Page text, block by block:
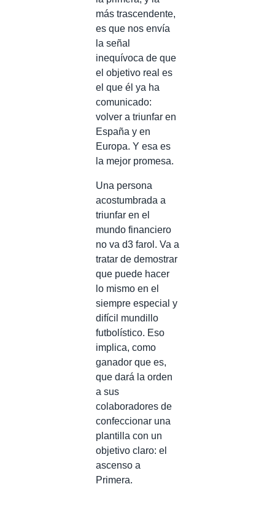
más trascendente,
es que nos envía
la señal
inequívoca de que
el objetivo real es
el que él ya ha
comunicado:
volver a triunfar en
España y en
Europa. Y esa es
la mejor promesa.
Una persona
acostumbrada a
triunfar en el
mundo financiero
no va d3 farol. Va a
tratar de demostrar
que puede hacer
lo mismo en el
siempre especial y
difícil mundillo
futbolístico. Eso
implica, como
ganador que es,
que dará la orden
a sus
colaboradores de
confeccionar una
plantilla con un
objetivo claro: el
ascenso a
Primera.